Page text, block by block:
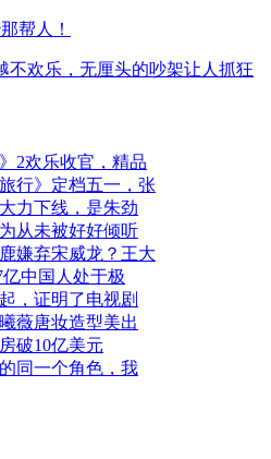
帮人！
不欢乐，无厘头的吵架让人抓狂
2欢乐收官，精品
行》定档五一，张
力下线，是朱劲
从未被好好倾听
嫌弃宋威龙？王大
中国人处于极
，证明了电视剧
薇唐妆造型美出
破10亿美元
同一个角色，我